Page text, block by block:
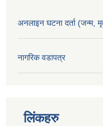
अनलाइन घटना दर्ता (जन्म,
नागरिक वडापत्र
लिंकहरु